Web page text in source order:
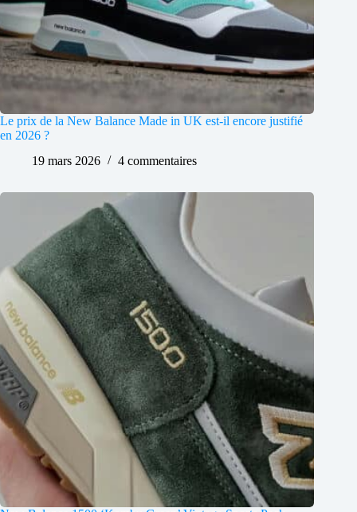
Le prix de la New Balance Made in UK est-il encore justifié
en 2026 ?
19 mars 2026
4 commentaires